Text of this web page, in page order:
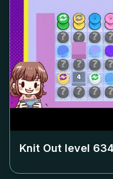
Knit Out level 634